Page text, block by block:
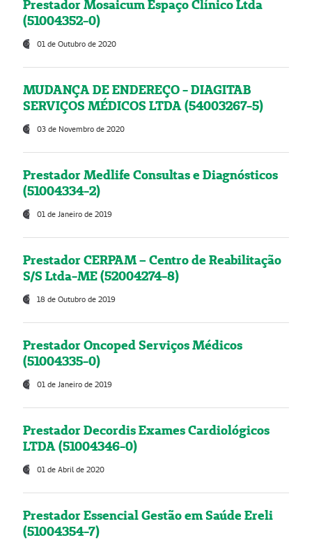
Prestador Mosaicum Espaço Clínico Ltda
(51004352-0)
01 de Outubro de 2020
MUDANÇA DE ENDEREÇO - DIAGITAB
SERVIÇOS MÉDICOS LTDA (54003267-5)
03 de Novembro de 2020
Prestador Medlife Consultas e Diagnósticos
(51004334-2)
01 de Janeiro de 2019
Prestador CERPAM – Centro de Reabilitação
S/S Ltda-ME (52004274-8)
18 de Outubro de 2019
Prestador Oncoped Serviços Médicos
(51004335-0)
01 de Janeiro de 2019
Prestador Decordis Exames Cardiológicos
LTDA (51004346-0)
01 de Abril de 2020
Prestador Essencial Gestão em Saúde Ereli
(51004354-7)